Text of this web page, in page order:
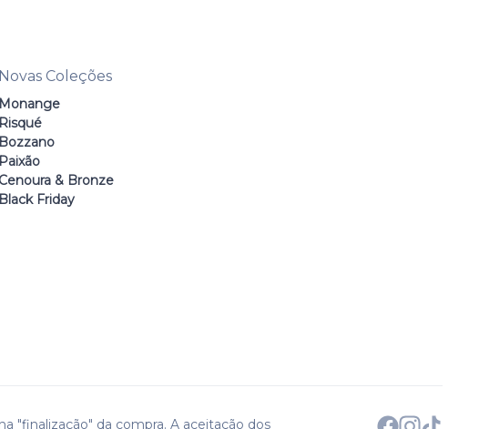
Novas Coleções
Monange
Risqué
Bozzano
Paixão
Cenoura & Bronze
Black Friday
"finalização" da compra. A aceitação dos